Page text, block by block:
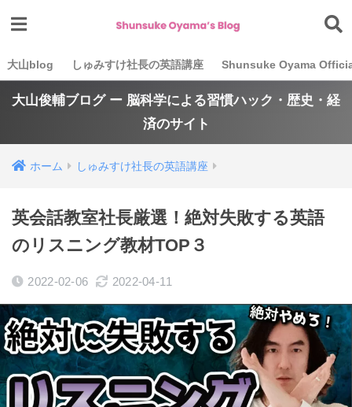
大山blog しゅみすけ社長の英語講座 Shunsuke Oyama
大山俊輔ブログ ー 脳科学による習慣ハック・歴史・経
済のサイト
ホーム しゅみすけ社長の英語講座
英会話教室社長厳選！絶対失敗する英語
のリスニング教材TOP３
2022-02-06 2022-04-11